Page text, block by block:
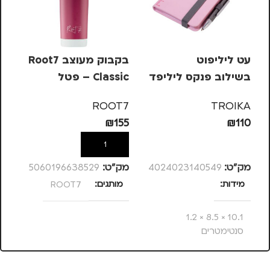
עט ליליפוט
בשילוב פנקס ליליפד
TROIKA
₪110
מק”ט: 4024023140549
מידות
10.1 × 8.5 × 1.2
סנטימטרים
בקבוק מעוצב Root7
Classic – פטל
ROOT7
₪155
הוספה לסל
מק”ט: 5060196638529
מותגים ROOT7